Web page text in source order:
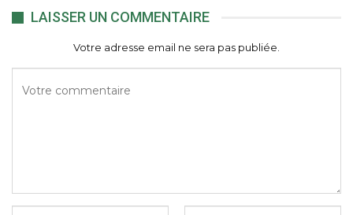
LAISSER UN COMMENTAIRE
Votre adresse email ne sera pas publiée.